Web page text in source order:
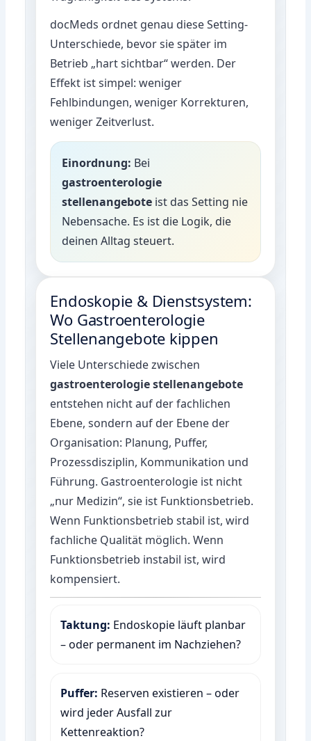
docMeds ordnet genau diese Setting-
Unterschiede, bevor sie später im
Betrieb „hart sichtbar“ werden. Der
Effekt ist simpel: weniger
Fehlbindungen, weniger Korrekturen,
weniger Zeitverlust.
Einordnung: Bei
gastroenterologie
stellenangebote ist das Setting nie
Nebensache. Es ist die Logik, die
deinen Alltag steuert.
Endoskopie & Dienstsystem:
Wo Gastroenterologie
Stellenangebote kippen
Viele Unterschiede zwischen
gastroenterologie stellenangebote
entstehen nicht auf der fachlichen
Ebene, sondern auf der Ebene der
Organisation: Planung, Puffer,
Prozessdisziplin, Kommunikation und
Führung. Gastroenterologie ist nicht
„nur Medizin“, sie ist Funktionsbetrieb.
Wenn Funktionsbetrieb stabil ist, wird
fachliche Qualität möglich. Wenn
Funktionsbetrieb instabil ist, wird
kompensiert.
Taktung: Endoskopie läuft planbar
– oder permanent im Nachziehen?
Puffer: Reserven existieren – oder
wird jeder Ausfall zur
Kettenreaktion?